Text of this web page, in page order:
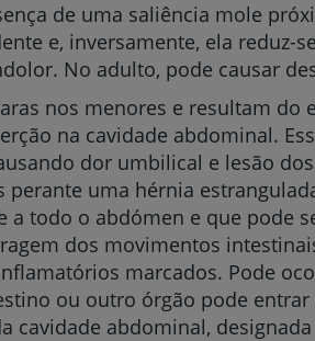
de uma saliência mole
e, inversamente, ela reduz-
No adulto, pode causar
nos menores e resultam
na cavidade abdominal.
dor umbilical e lesão
uma hérnia
a todo o abdómen e que pode
dos movimentos
marcados. Pode
ou outro órgão pode
cavidade abdominal,